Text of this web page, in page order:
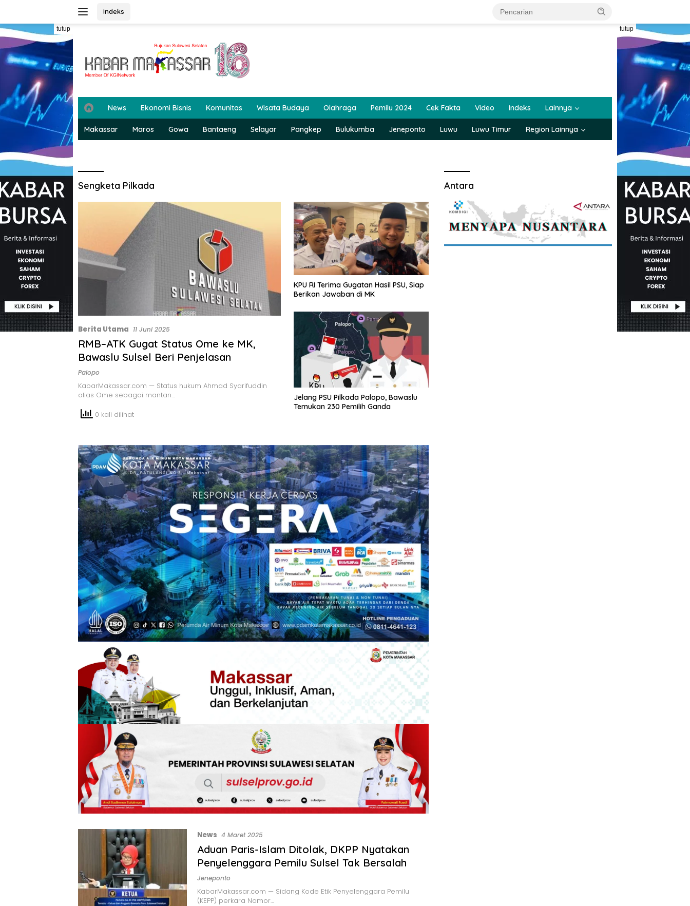
konten
Indeks
tutup tutup
H
o
m
e
News Ekonomi Bisnis Komunitas Wisata Budaya Olahraga Pemilu 2024 Cek Fakta Video Indeks Lainnya
Makassar Maros Gowa Bantaeng Selayar Pangkep Bulukumba Jeneponto Luwu Luwu Timur Region Lainnya
Sengketa Pilkada
Berita Utama 11 Juni 2025
RMB–ATK Gugat Status Ome ke MK,
Bawaslu Sulsel Beri Penjelasan
Palopo
KabarMakassar.com — Status hukum Ahmad Syarifuddin
alias Ome sebagai mantan…
0 kali dilihat
KPU RI Terima Gugatan Hasil PSU, Siap
Berikan Jawaban di MK
Jelang PSU Pilkada Palopo, Bawaslu
Temukan 230 Pemilih Ganda
News 4 Maret 2025
Aduan Paris-Islam Ditolak, DKPP Nyatakan
Penyelenggara Pemilu Sulsel Tak Bersalah
Jeneponto
KabarMakassar.com — Sidang Kode Etik Penyelenggara Pemilu
(KEPP) perkara Nomor…
Antara